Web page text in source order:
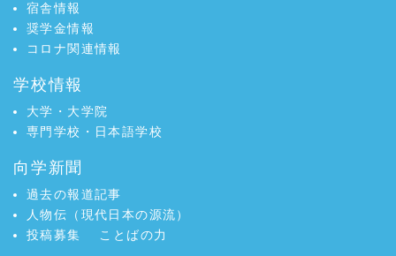
宿舎情報
奨学金情報
コロナ関連情報
学校情報
大学・大学院
専門学校・日本語学校
向学新聞
過去の報道記事
人物伝（現代日本の源流）
投稿募集
ことばの力